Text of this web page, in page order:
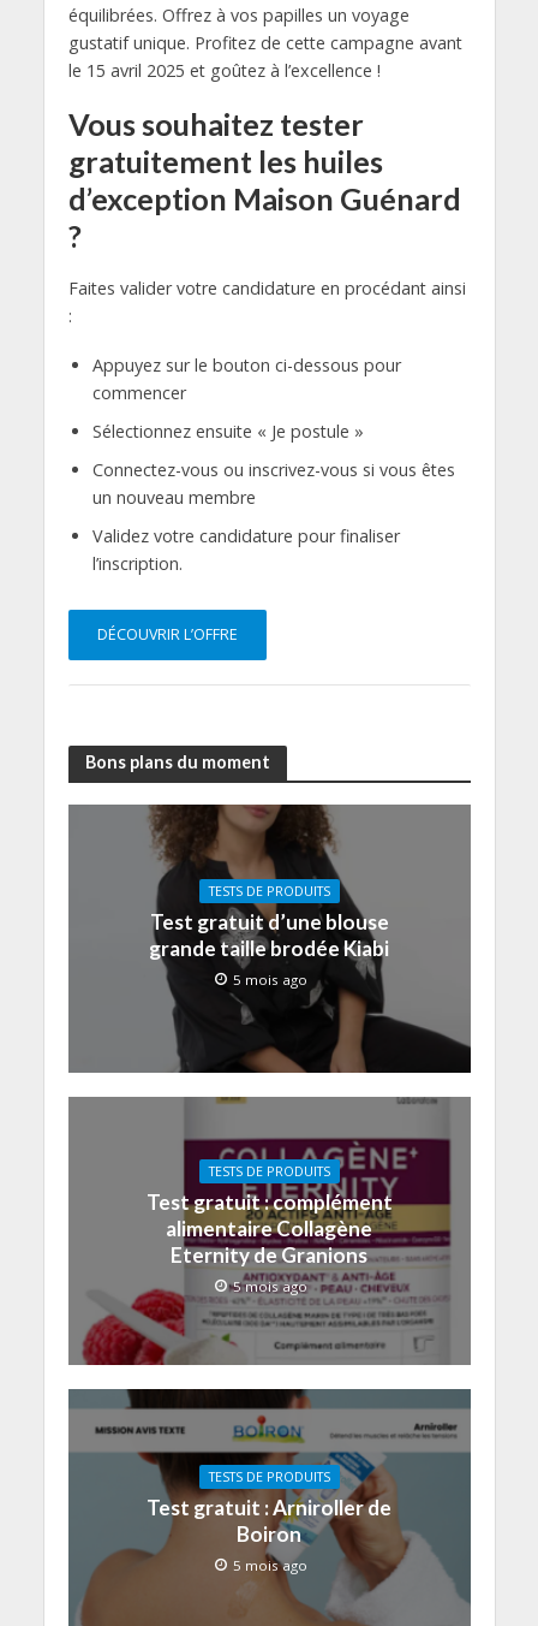
équilibrées. Offrez à vos papilles un voyage
gustatif unique. Profitez de cette campagne avant
le 15 avril 2025 et goûtez à l’excellence !
Vous souhaitez tester
gratuitement les huiles
d’exception Maison Guénard
?
Faites valider votre candidature en procédant ainsi
:
Appuyez sur le bouton ci-dessous pour
commencer
Sélectionnez ensuite « Je postule »
Connectez-vous ou inscrivez-vous si vous êtes
un nouveau membre
Validez votre candidature pour finaliser
l’inscription.
DÉCOUVRIR L’OFFRE
Bons plans du moment
TESTS DE PRODUITS
Test gratuit d’une blouse
grande taille brodée Kiabi
5 mois ago
TESTS DE PRODUITS
Test gratuit : complément
alimentaire Collagène
Eternity de Granions
5 mois ago
TESTS DE PRODUITS
Test gratuit : Arniroller de
Boiron
5 mois ago